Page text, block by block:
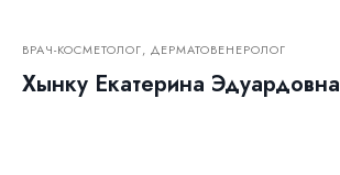
ВРАЧ-КОСМЕТОЛОГ, ДЕРМАТОВЕНЕРОЛОГ
Хынку Екатерина Эдуардовна